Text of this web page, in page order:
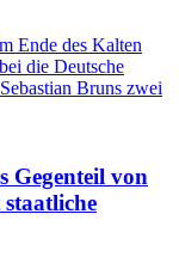
Ende des Kalten
die Deutsche
Bruns zwei
Gegenteil von